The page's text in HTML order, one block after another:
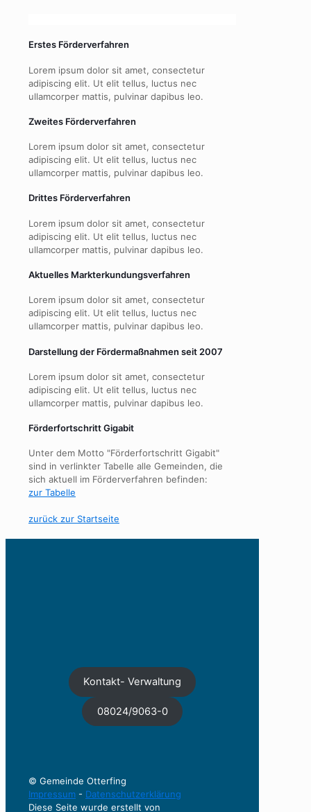
Erstes Förderverfahren
Lorem ipsum dolor sit amet, consectetur
adipiscing elit. Ut elit tellus, luctus nec
ullamcorper mattis, pulvinar dapibus leo.
Zweites Förderverfahren
Lorem ipsum dolor sit amet, consectetur
adipiscing elit. Ut elit tellus, luctus nec
ullamcorper mattis, pulvinar dapibus leo.
Drittes Förderverfahren
Lorem ipsum dolor sit amet, consectetur
adipiscing elit. Ut elit tellus, luctus nec
ullamcorper mattis, pulvinar dapibus leo.
Aktuelles Markterkundungsverfahren
Lorem ipsum dolor sit amet, consectetur
adipiscing elit. Ut elit tellus, luctus nec
ullamcorper mattis, pulvinar dapibus leo.
Darstellung der Fördermaßnahmen seit 2007
Lorem ipsum dolor sit amet, consectetur
adipiscing elit. Ut elit tellus, luctus nec
ullamcorper mattis, pulvinar dapibus leo.
Förderfortschritt Gigabit
Unter dem Motto "Förderfortschritt Gigabit"
sind in verlinkter Tabelle alle Gemeinden, die
sich aktuell im Förderverfahren befinden:
zur Tabelle
zurück zur Startseite
Kontakt- Verwaltung
08024/9063-0
© Gemeinde Otterfing
Impressum - Datenschutzerklärung
Diese Seite wurde erstellt von